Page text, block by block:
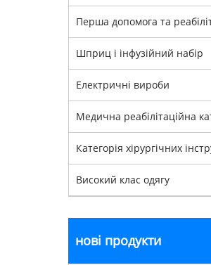
Перша допомога та
Шприц і інфузійний набір
Електричні вироби
Медична реабілітаційна
Категорія хірургічних
Високий клас одягу
нові продукти